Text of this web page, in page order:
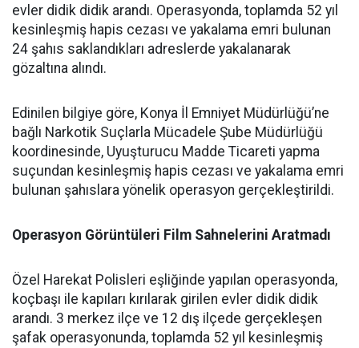
evler didik didik arandı. Operasyonda, toplamda 52 yıl
kesinleşmiş hapis cezası ve yakalama emri bulunan
24 şahıs saklandıkları adreslerde yakalanarak
gözaltına alındı.
Edinilen bilgiye göre, Konya İl Emniyet Müdürlüğü’ne
bağlı Narkotik Suçlarla Mücadele Şube Müdürlüğü
koordinesinde, Uyuşturucu Madde Ticareti yapma
suçundan kesinleşmiş hapis cezası ve yakalama emri
bulunan şahıslara yönelik operasyon gerçekleştirildi.
Operasyon Görüntüleri Film Sahnelerini Aratmadı
Özel Harekat Polisleri eşliğinde yapılan operasyonda,
koçbaşı ile kapıları kırılarak girilen evler didik didik
arandı. 3 merkez ilçe ve 12 dış ilçede gerçekleşen
şafak operasyonunda, toplamda 52 yıl kesinleşmiş